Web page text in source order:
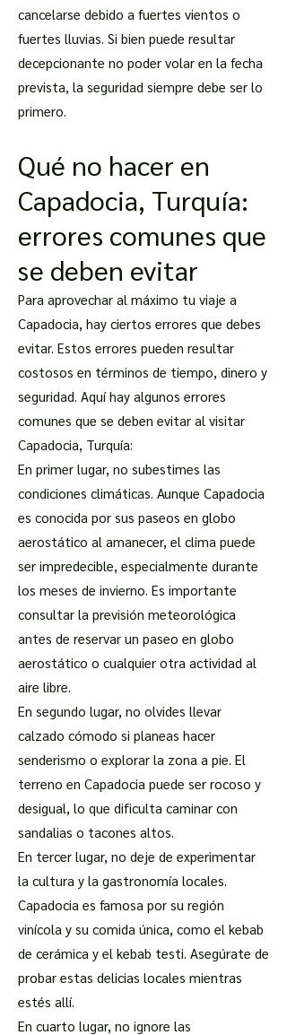
cancelarse debido a fuertes vientos o
fuertes lluvias. Si bien puede resultar
decepcionante no poder volar en la fecha
prevista, la seguridad siempre debe ser lo
primero.
Qué no hacer en
Capadocia, Turquía:
errores comunes que
se deben evitar
Para aprovechar al máximo tu viaje a
Capadocia, hay ciertos errores que debes
evitar. Estos errores pueden resultar
costosos en términos de tiempo, dinero y
seguridad. Aquí hay algunos errores
comunes que se deben evitar al visitar
Capadocia, Turquía:
En primer lugar, no subestimes las
condiciones climáticas. Aunque Capadocia
es conocida por sus paseos en globo
aerostático al amanecer, el clima puede
ser impredecible, especialmente durante
los meses de invierno. Es importante
consultar la previsión meteorológica
antes de reservar un paseo en globo
aerostático o cualquier otra actividad al
aire libre.
En segundo lugar, no olvides llevar
calzado cómodo si planeas hacer
senderismo o explorar la zona a pie. El
terreno en Capadocia puede ser rocoso y
desigual, lo que dificulta caminar con
sandalias o tacones altos.
En tercer lugar, no deje de experimentar
la cultura y la gastronomía locales.
Capadocia es famosa por su región
vinícola y su comida única, como el kebab
de cerámica y el kebab testi. Asegúrate de
probar estas delicias locales mientras
estés allí.
En cuarto lugar, no ignore las